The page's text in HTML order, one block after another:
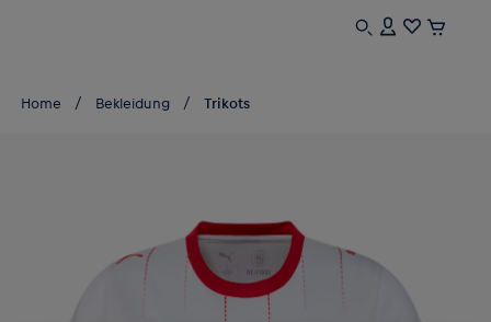
Home Bekleidung Trikots